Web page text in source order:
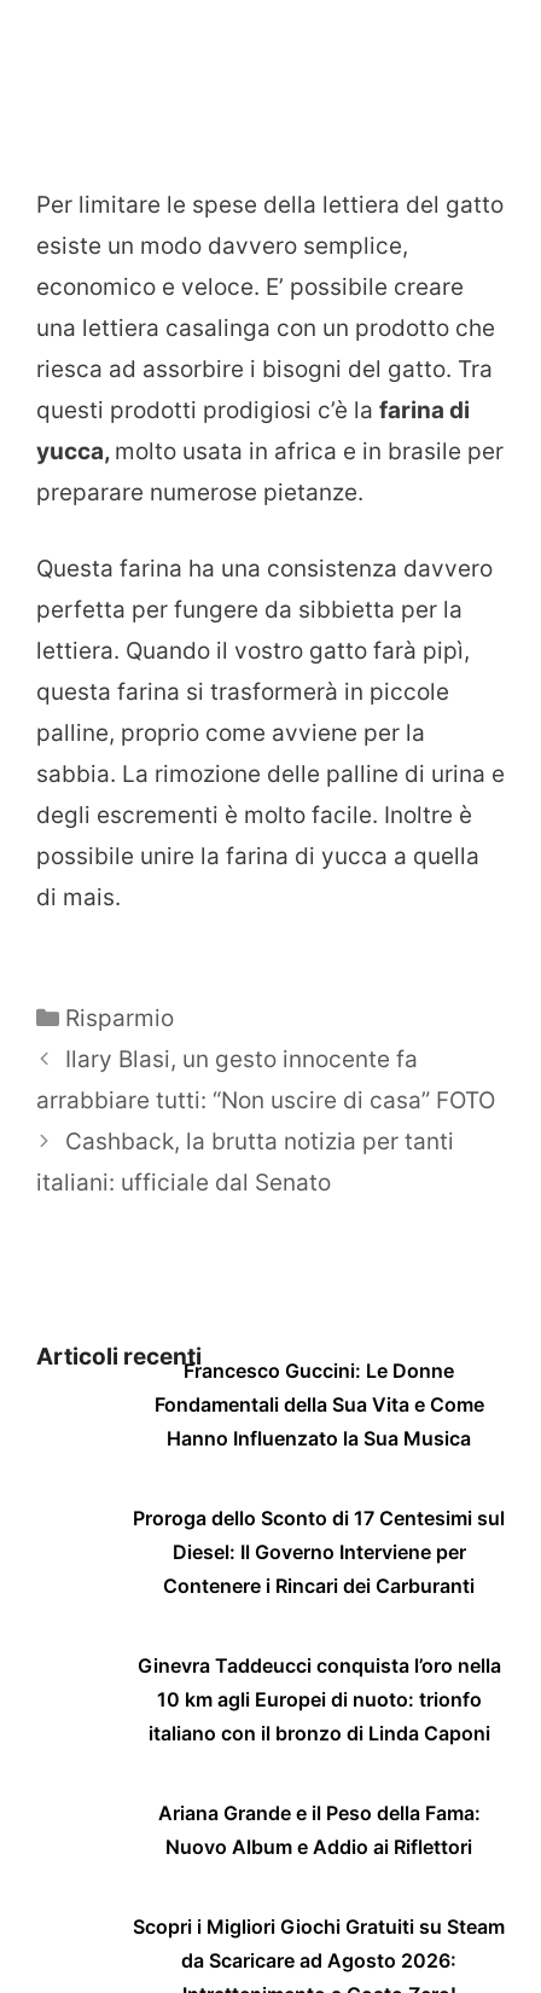
Per limitare le spese della lettiera del gatto
esiste un modo davvero semplice,
economico e veloce. E’ possibile creare
una lettiera casalinga con un prodotto che
riesca ad assorbire i bisogni del gatto. Tra
questi prodotti prodigiosi c’è la farina di
yucca, molto usata in africa e in brasile per
preparare numerose pietanze.
Questa farina ha una consistenza davvero
perfetta per fungere da sibbietta per la
lettiera. Quando il vostro gatto farà pipì,
questa farina si trasformerà in piccole
palline, proprio come avviene per la
sabbia. La rimozione delle palline di urina e
degli escrementi è molto facile. Inoltre è
possibile unire la farina di yucca a quella
di mais.
Categorie
Risparmio
Ilary Blasi, un gesto innocente fa
arrabbiare tutti: “Non uscire di casa” FOTO
Cashback, la brutta notizia per tanti
italiani: ufficiale dal Senato
Articoli recentiFrancesco Guccini: Le Donne
Fondamentali della Sua Vita e Come
Hanno Influenzato la Sua Musica
Proroga dello Sconto di 17 Centesimi sul
Diesel: Il Governo Interviene per
Contenere i Rincari dei Carburanti
Ginevra Taddeucci conquista l’oro nella
10 km agli Europei di nuoto: trionfo
italiano con il bronzo di Linda Caponi
Ariana Grande e il Peso della Fama:
Nuovo Album e Addio ai Riflettori
Scopri i Migliori Giochi Gratuiti su Steam
da Scaricare ad Agosto 2026: